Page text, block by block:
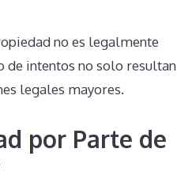
no es legalmente
de intentos no solo resultan
legales mayores.
por Parte de